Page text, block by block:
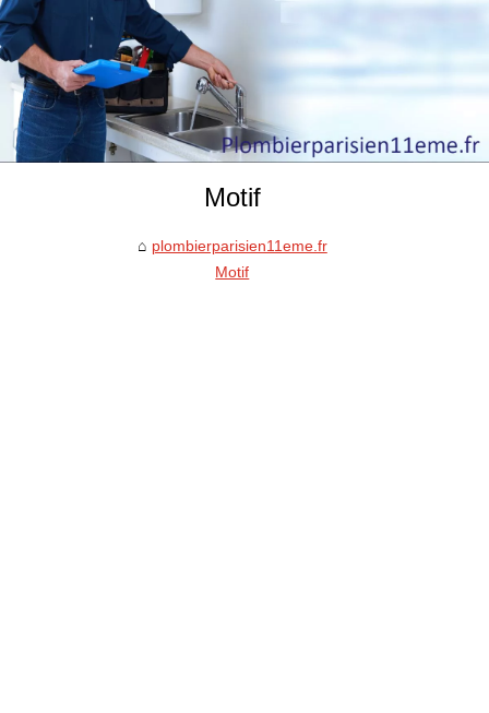
Motif
plombierparisien11eme.fr
Motif